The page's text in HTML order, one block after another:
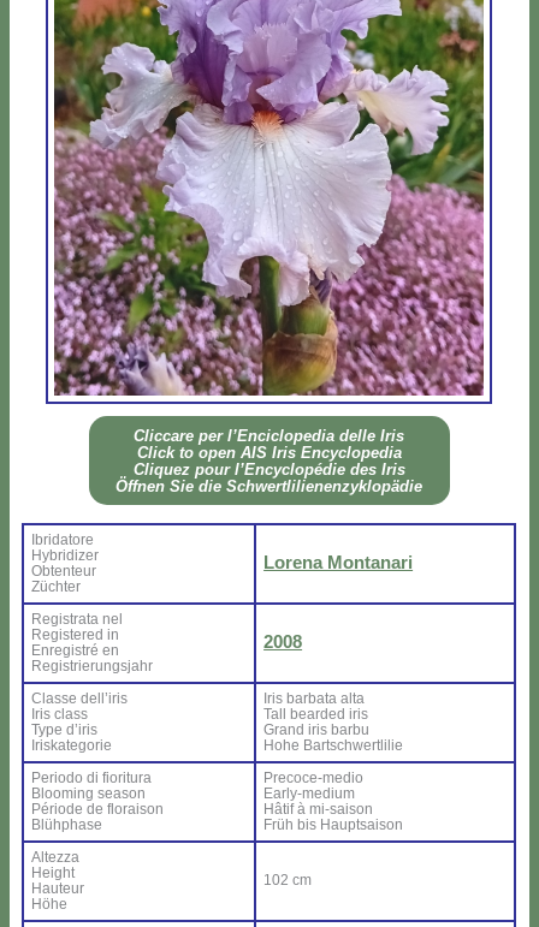
Clic­ca­re per l’En­ci­clo­pe­dia del­le Iris
Click to open AIS Iris En­cy­clo­pe­dia
Cli­quez pour l’En­cy­clo­pé­die des Iris
Öff­nen Sie die Sch­wer­tli­lie­nen­zy­klo­pä­die
Ibri­da­to­re
Hy­bri­di­zer
Ob­ten­teur
Zü­ch­ter
Lo­re­na Mon­ta­na­ri
Re­gi­stra­ta nel
Re­gi­ste­red in
En­re­gi­stré en
Re­gi­strie­rung­sjahr
2008
Clas­se del­l’i­ris
Iris class
Ty­pe d’i­ris
Iri­ska­te­go­rie
Iris bar­ba­ta al­ta
Tall bear­ded iris
Grand iris bar­bu
Ho­he Bar­ts­ch­wer­tli­lie
Pe­rio­do di fio­ri­tu­ra
Bloo­ming sea­son
Pé­rio­de de flo­rai­son
Blü­h­pha­se
Pre­co­ce-me­dio
Ear­ly-me­dium
Hâ­tif à mi-sai­son
Früh bis Haup­tsai­son
Al­tez­za
Height
Hau­teur
Hö­he
102 cm